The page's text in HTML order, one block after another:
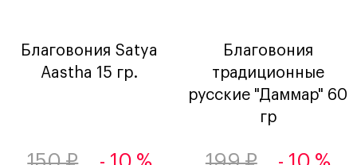
Благовония Satya
Aastha 15 гр.
Благовония
традиционные
русские "Даммар" 60
гр